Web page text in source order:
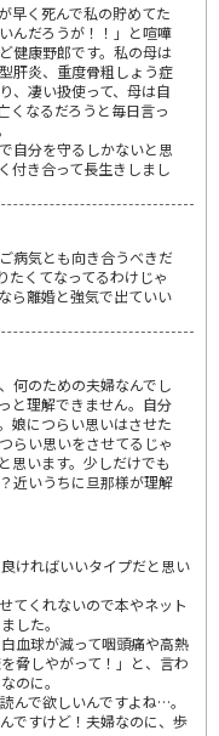
早く死んで私の貯めてた
んだろうが！！」と喧嘩
健康野郎です。私の母は
肝炎、重度骨粗しょう症
、凄い扱使って、母は自
くなるだろうと毎日言っ
自分を守るしかないと思
付き合って長生きしまし
病気とも向き合うべきだ
たくてなってるわけじゃ
ら離婚と強気で出ていい
何のための夫婦なんでし
と理解できません。自分
娘につらい思いはさせた
らい思いをさせてるじゃ
思います。少しだけでも
近いうちに旦那様が理解
ければいいタイプだと思い
てくれないので本やネット
した。
血球が減って咽頭痛や高熱
脅しやがって！」と、言わ
のに。
んで欲しいんですよね…。
ですけど！夫婦なのに、歩